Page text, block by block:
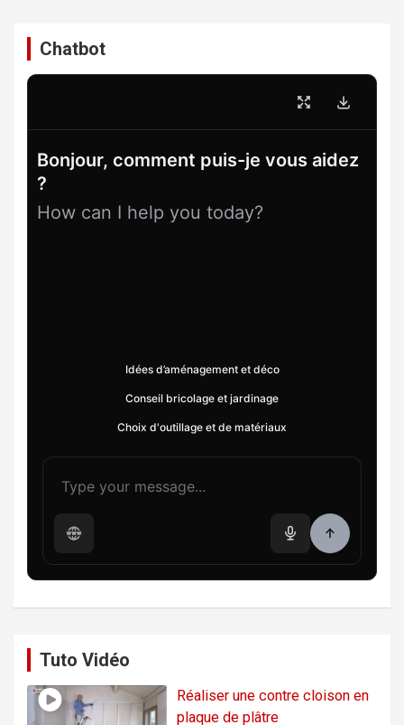
Chatbot
Bonjour, comment puis-je vous aidez
?
How can I help you today?
Idées d’aménagement et déco
Conseil bricolage et jardinage
Choix d'outillage et de matériaux
Tuto Vidéo
Réaliser une contre cloison en
plaque de plâtre